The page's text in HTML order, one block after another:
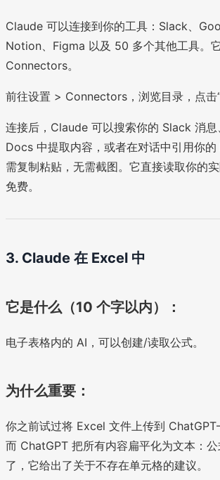
Claude 可以连接到你的工具：Slack、
Notion、Figma 以及 50 多个其他工具。
Connectors。
前往设置 > Connectors，浏览目录，点击
连接后，Claude 可以搜索你的 Slack 消
Docs 中提取内容，或者在对话中引用你
需复制粘贴，无需截图。它直接读取你的
免费。
3. Claude 在 Excel 中
它是什么（10 个字以内）：
电子表格内的 AI，可以创建/读取公式。
为什么重要：
你之前试过将 Excel 文件上传到
而 ChatGPT 把所有内容扁平化为文本：
了，它给出了关于不存在单元格的建议。